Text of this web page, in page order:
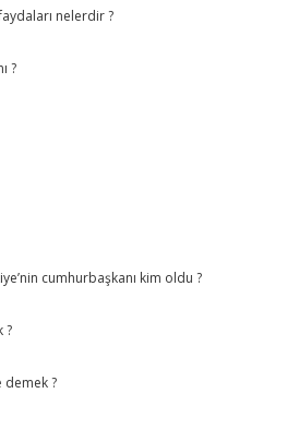
nelerdir ?
?
cumhurbaşkanı kim oldu ?
?
demek ?